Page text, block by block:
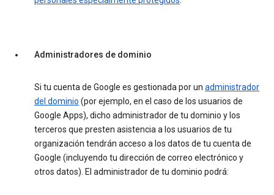
Administradores de dominio
Si tu cuenta de Google es gestionada por un administrador
del dominio (por ejemplo, en el caso de los usuarios de
Google Apps), dicho administrador de tu dominio y los
terceros que presten asistencia a los usuarios de tu
organización tendrán acceso a los datos de tu cuenta de
Google (incluyendo tu dirección de correo electrónico y
otros datos). El administrador de tu dominio podrá: